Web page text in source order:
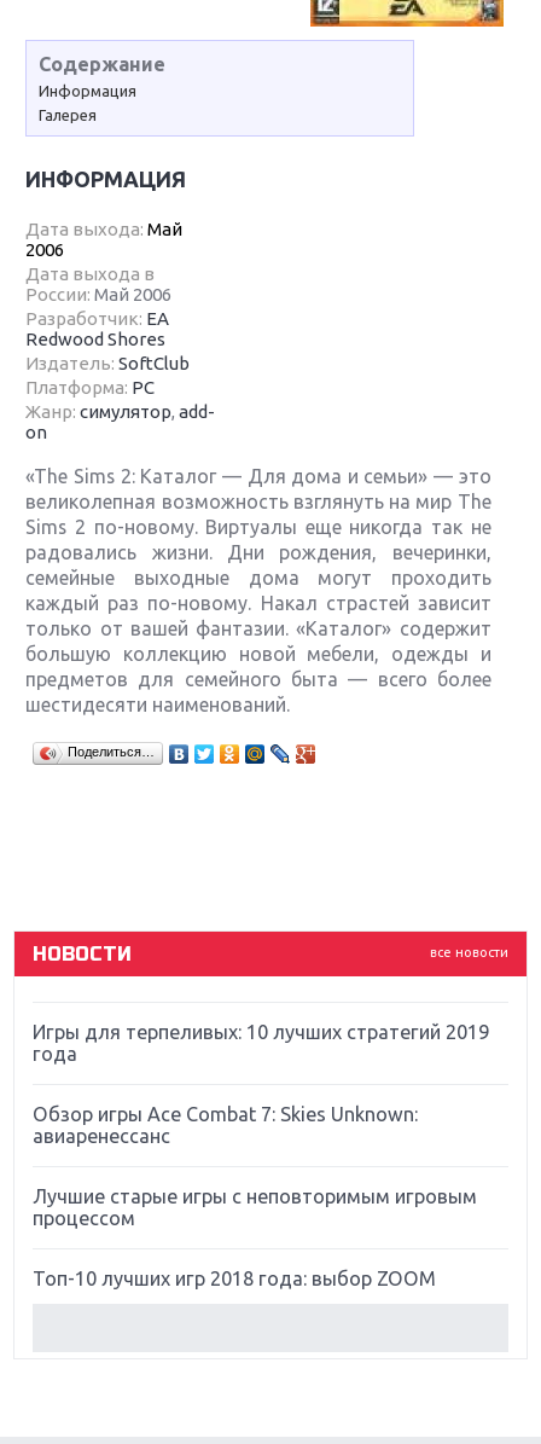
Содержание
Информация
Галерея
ИНФОРМАЦИЯ
Дата выхода:Май
2006
Дата выхода в
России:Май 2006
Разработчик: EA
Redwood Shores
Издатель:SoftClub
Платформа: PC
Жанр:симулятор,add-
on
«The Sims 2: Каталог — Для дома и семьи» — это
великолепная возможность взглянуть на мир The
Sims 2 по-новому. Виртуалы еще никогда так не
радовались жизни. Дни рождения, вечеринки,
семейные выходные дома могут проходить
каждый раз по-новому. Накал страстей зависит
только от вашей фантазии. «Каталог» содержит
большую коллекцию новой мебели, одежды и
предметов для семейного быта — всего более
шестидесяти наименований.
Поделиться…
все новости
НОВОСТИ
Крупнейшие релизы мая: Nintendo, Microsoft и
Sony
Far Cry 5: хвалить нельзя ругать
Игры для терпеливых: 10 лучших стратегий 2019
года
Обзор игры Ace Combat 7: Skies Unknown:
авиаренессанс
Лучшие старые игры с неповторимым игровым
процессом
Топ-10 лучших игр 2018 года: выбор ZOOM